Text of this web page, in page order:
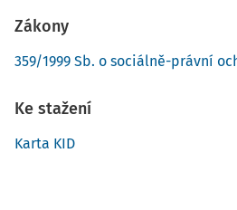
Zákony
359/1999 Sb. o sociálně-právní
Ke stažení
Karta KID